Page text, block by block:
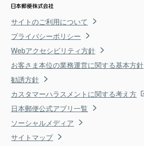
サイトのご利用について
プライバシーポリシー
Webアクセシビリティ方針
お客さま本位の業務運営に関する基本方針
勧誘方針
カスタマーハラスメントに関する考え方
日本郵便公式アプリ一覧
ソーシャルメディア
サイトマップ